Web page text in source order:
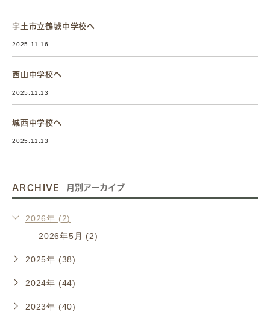
宇土市立鶴城中学校へ
2025.11.16
西山中学校へ
2025.11.13
城西中学校へ
2025.11.13
ARCHIVE 月別アーカイブ
2026年 (2)
2026年5月 (2)
2025年 (38)
2024年 (44)
2023年 (40)